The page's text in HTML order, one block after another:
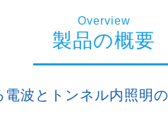
Overview
製品の概要
波とトンネル内照明の